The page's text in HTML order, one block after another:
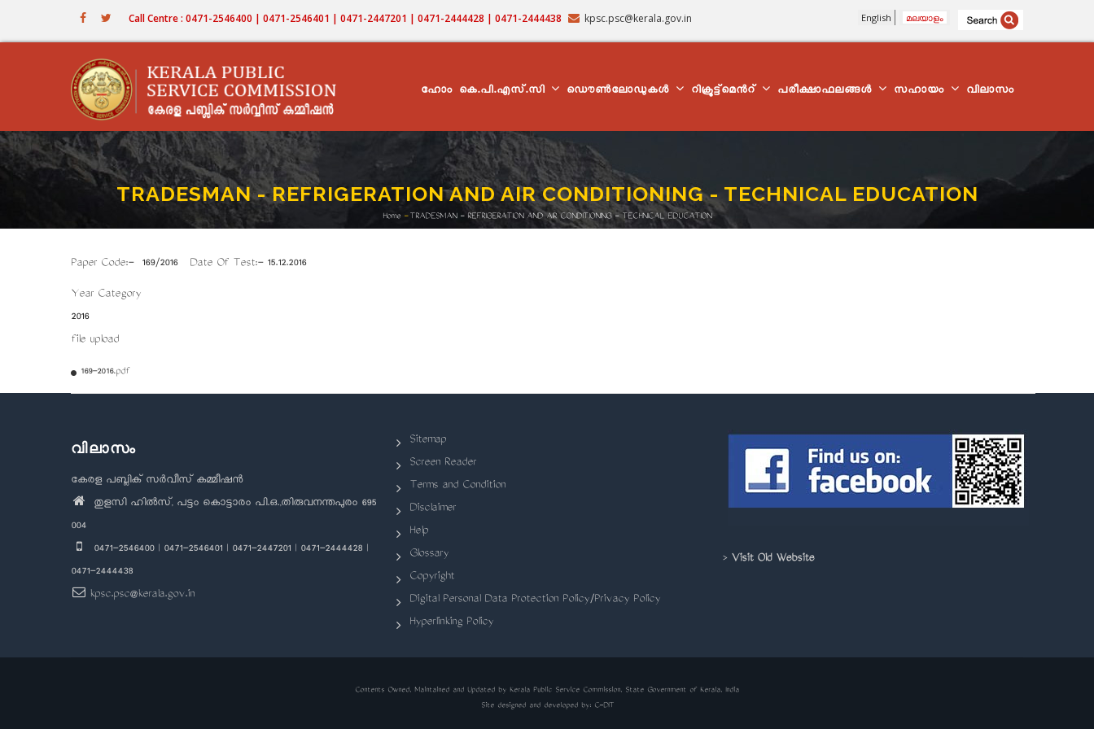
Call Centre : 0471-2546400 | 0471-2546401 | 0471-2447201 | 0471-2444428 | 0471-2444438 kpsc.psc@kerala.gov.in English മലയാളം
NAVIGATION
ഹോം കെ.പി.എസ്.സി ഡൌൺലോഡുകൾ റിക്രൂട്ട്മെന്‍റ് പരീക്ഷാഫലങ്ങൾ സഹായം വിലാസം
TRADESMAN - REFRIGERATION AND AIR CONDITIONING - TECHNICAL EDUCATION
Breadcrumb
Home - TRADESMAN - REFRIGERATION AND AIR CONDITIONING - TECHNICAL EDUCATION
Paper Code:- 169/2016 Date Of Test:- 15.12.2016
Year Category
2016
file upload
169-2016.pdf
വിലാസം
കേരള പബ്ലിക് സർവീസ് കമ്മീഷൻ
തുളസി ഹിൽസ്, പട്ടം കൊട്ടാരം പി.ഒ.,തിരുവനന്തപുരം 695
004
0471-2546400 | 0471-2546401 | 0471-2447201 | 0471-2444428 |
0471-2444438
kpsc.psc@kerala.gov.in
Sitemap
Screen Reader
Terms and Condition
Disclaimer
Help
Glossary
Copyright
Digital Personal Data Protection Policy/Privacy Policy
Hyperlinking Policy
> Visit Old Website
Contents Owned, Maintained and Updated by Kerala Public Service Commission, State Government of Kerala, India
Site designed and developed by: C-DIT